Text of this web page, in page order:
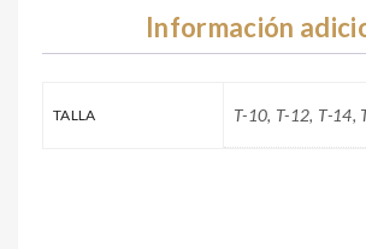
Información
TALLA T-10, T-12, T-14,